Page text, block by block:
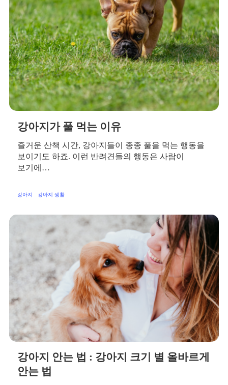
강아지 강아지 생활
강아지가 풀 먹는 이유
즐거운 산책 시간, 강아지들이 종종 풀을 먹는 행동을
보이기도 하죠. 이런 반려견들의 행동은 사람이
보기에…
강아지 안는 법 : 강아지 크기 별 올바르게
안는 법